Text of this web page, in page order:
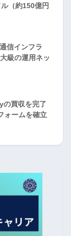
（約150億円
信インフラ
級の運用ネッ
買収を完了
ォームを確立